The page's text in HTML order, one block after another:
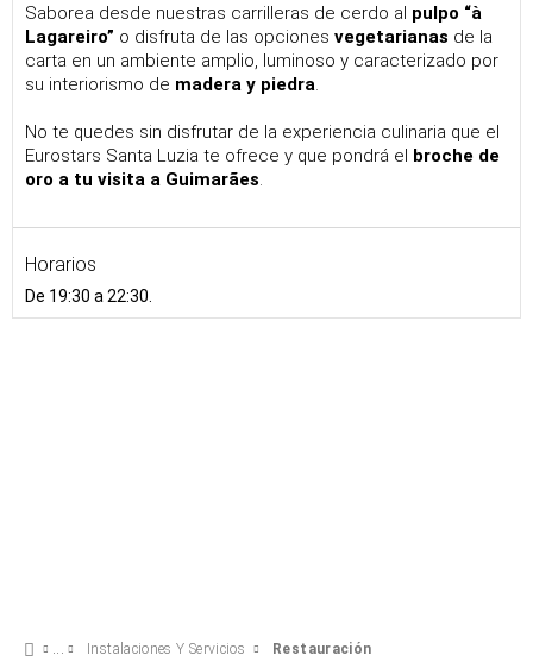
Saborea desde nuestras carrilleras de cerdo al pulpo “à
Lagareiro” o disfruta de las opciones vegetarianas de la
carta en un ambiente amplio, luminoso y caracterizado por
su interiorismo de madera y piedra.
No te quedes sin disfrutar de la experiencia culinaria que el
Eurostars Santa Luzia te ofrece y que pondrá el broche de
oro a tu visita a Guimarães.
Horarios
De 19:30 a 22:30.
Instalaciones Y Servicios Restauración